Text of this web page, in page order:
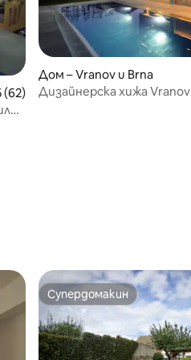
оценка: 4,95 от 5, 62 отзива
(62)
Дом – Vranov u Brna
Дизайнерска хижа Vranov
Супердомакин
Супердомакин